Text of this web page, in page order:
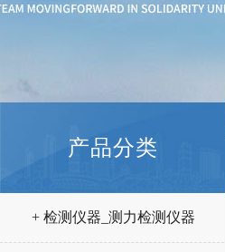
产品分类
+ 检测仪器_测力检测仪器